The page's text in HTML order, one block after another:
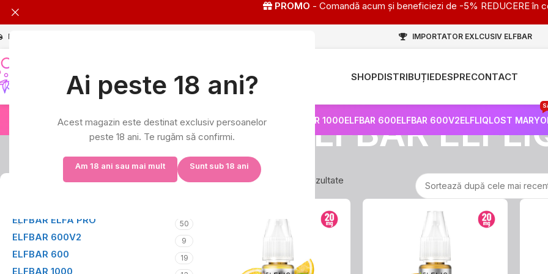
Ai peste 18 ani?
Acest magazin este destinat exclusiv persoanelor
peste 18 ani. Te rugăm să confirmi.
Am 18 ani sau mai mult Sunt sub 18 ani
PROMO - Comandă acum și beneficiezi de -5% REDUCERE în
Livrare în 24h și GRATUITĂ peste 149 RON IMPORTATOR EXLCUSIV ELFBAR
SHOPDISTRIBUȚIEDESPRECONTACT
ELFA PRO ELFBAR 1000ELFBAR 600ELFBAR 600V2ELFLIQLOST MARY
ELFBAR
ELFBAR ELFA PRO 50
ELFBAR 600V2 9
ELFBAR 600 19
ELFBAR 1000
Afișez toate cele 38 de rezultate